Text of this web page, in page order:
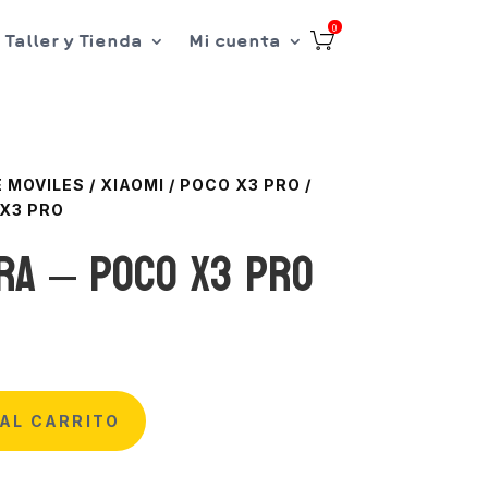
Taller y Tienda Mi cuenta
0
MOVILES / XIAOMI / POCO X3 PRO /
PRO
– Poco X3 Pro
CARRITO